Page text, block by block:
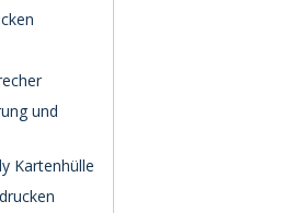
und
Kartenhülle